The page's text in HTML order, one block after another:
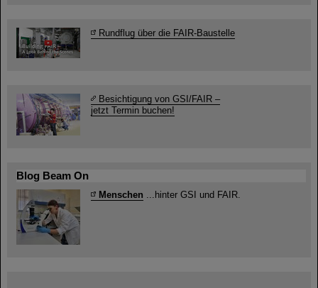
Rundflug über die FAIR-Baustelle
Besichtigung von GSI/FAIR –
jetzt Termin buchen!
Blog Beam On
Menschen ...hinter GSI und FAIR.